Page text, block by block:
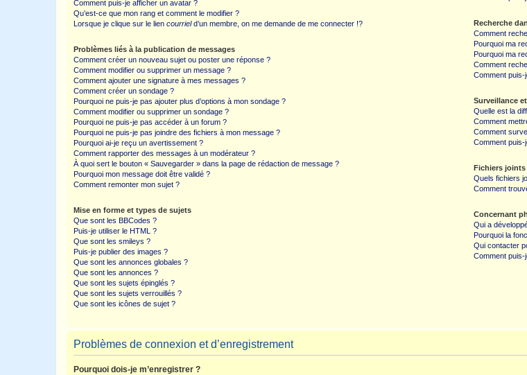
Comment puis-je afficher un avatar ?
Qu’est-ce que mon rang et comment le modifier ?
Lorsque je clique sur le lien courrield’un membre, on me demande de me connecter !?
Problèmes liés à la publication de messages
Comment créer un nouveau sujet ou poster une réponse ?
Comment modifier ou supprimer un message ?
Comment ajouter une signature à mes messages ?
Comment créer un sondage ?
Pourquoi ne puis-je pas ajouter plus d’options à mon sondage ?
Comment modifier ou supprimer un sondage ?
Pourquoi ne puis-je pas accéder à un forum ?
Pourquoi ne puis-je pas joindre des fichiers à mon message ?
Pourquoi ai-je reçu un avertissement ?
Comment rapporter des messages à un modérateur ?
À quoi sert le bouton « Sauvegarder » dans la page de rédaction de message ?
Pourquoi mon message doit être validé ?
Comment remonter mon sujet ?
Mise en forme et types de sujets
Que sont les BBCodes ?
Puis-je utiliser le HTML ?
Que sont les smileys ?
Puis-je publier des images ?
Que sont les annonces globales ?
Que sont les annonces ?
Que sont les sujets épinglés ?
Que sont les sujets verrouillés ?
Que sont les icônes de sujet ?
Recherche
Comment
Pourquoi ma
Pourquoi ma
Comment
Comment
Surveillance
Quelle est la
Comment
Comment
Comment
Fichiers joints
Quels fichiers
Comment
Concernant
Qui a
Pourquoi la
Qui contacter
Comment
Problèmes de connexion et d’enregistrement
Pourquoi dois-je m’enregistrer ?